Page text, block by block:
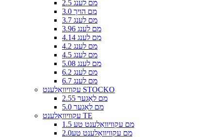
2.5 מם לענג
3.0 מם הויך
3.7 מם לענג
3.96 מם לענג
4.14 מם לענג
4.2 מם לענג
4.5 מם לענג
5.08 מם לענג
6.2 מם לענג
6.7 מם לענג
עקוויוואַלענט STOCKO
2.55 מם לאַגער
5.0 מם לאַגער
עקוויוואַלענט TE
1.5 מם עקוויוואַלענט טע
2.0מם עקוויוואַלענט טע